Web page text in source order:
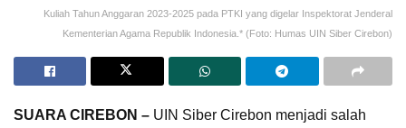
Kuliah Tahun Anggaran 2023-2025 pada PTKI yang digelar Inspektorat Jenderal
Kementerian Agama Republik Indonesia.* (Foto: Humas UIN Siber Cirebon)
SUARA CIREBON – UIN Siber Cirebon menjadi salah